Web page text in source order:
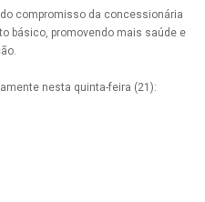
compromisso da concessionária
básico, promovendo mais saúde e
nesta quinta-feira (21):